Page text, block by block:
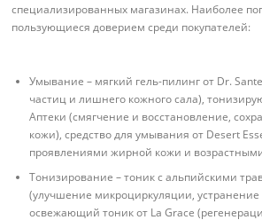
специализированных магазинах. Наиболее
пользующиеся доверием среди покупателей:
Умывание – мягкий гель-пилинг от Dr.
частиц и лишнего кожного сала),
Аптеки (смягчение и восстановление,
кожи), средство для умывания от Desert
проявлениями жирной кожи и
Тонизирование – тоник с альпийскими
(улучшение микроциркуляции, устранение
освежающий тоник от La Grace